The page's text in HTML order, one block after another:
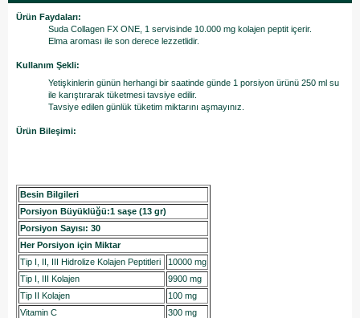
Ürün Faydaları:
Suda Collagen FX ONE, 1 servisinde 10.000 mg kolajen peptit içerir.
Elma aroması ile son derece lezzetlidir.
Kullanım Şekli:
Yetişkinlerin günün herhangi bir saatinde günde 1 porsiyon ürünü 250 ml su
ile karıştırarak tüketmesi tavsiye edilir.
Tavsiye edilen günlük tüketim miktarını aşmayınız.
Ürün Bileşimi:
Besin Bilgileri
Porsiyon Büyüklüğü:1 saşe (13 gr)
Porsiyon Sayısı: 30
Her Porsiyon için Miktar
Tip I, II, III Hidrolize Kolajen Peptitleri
10000 mg
Tip I, III Kolajen
9900 mg
Tip II Kolajen
100 mg
Vitamin C
300 mg